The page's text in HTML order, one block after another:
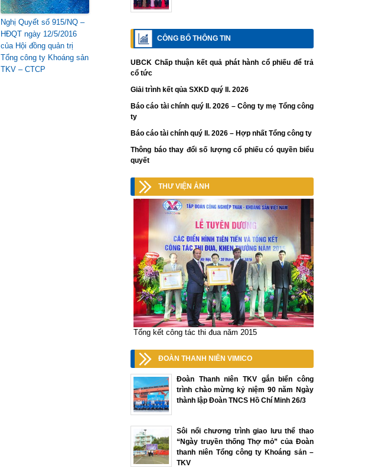
Nghị Quyết số 915/NQ –
HĐQT ngày 12/5/2016
của Hội đồng quản trị
Tổng công ty Khoáng sản
TKV – CTCP
CÔNG BỐ THÔNG TIN
UBCK Chấp thuận kết quả phát hành cổ phiếu để trả
cổ tức
Giải trình kết qủa SXKD quý II. 2026
Báo cáo tài chính quý II. 2026 – Công ty mẹ Tổng công
ty
Báo cáo tài chính quý II. 2026 – Hợp nhất Tổng công ty
Thông báo thay đổi số lượng cổ phiếu có quyền biểu
quyết
THƯ VIỆN ẢNH
Tổng kết công tác thi đua năm 2015
ĐOÀN THANH NIÊN VIMICO
Đoàn Thanh niên TKV gắn biển công
trình chào mừng kỷ niệm 90 năm Ngày
thành lập Đoàn TNCS Hồ Chí Minh 26/3
Sôi nổi chương trình giao lưu thể thao
“Ngày truyền thống Thợ mỏ” của Đoàn
thanh niên Tổng công ty Khoáng sản –
TKV